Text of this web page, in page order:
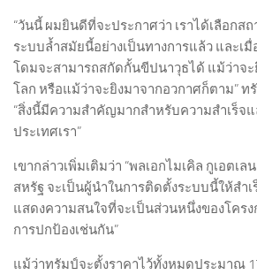
“วันนี้ ผมยินดีที่จะประกาศว่า เราได้เลือกส
ระบบล้ำสมัยนี้อย่างเป็นทางการแล้ว และเมื่
โดมจะสามารถสกัดกั้นขีปนาวุธได้ แม้ว่าจ
โลก หรือแม้ว่าจะยิงมาจากอวกาศก็ตาม” ท
“สิ่งนี้มีความสำคัญมากสำหรับความสำเร็จ
ประเทศเรา”
เขากล่าวเพิ่มเติมว่า “พลเอกไมเคิล กูเอตเ
สหรัฐ จะเป็นผู้นำในการติดตั้งระบบนี้ให้สำ
แสดงความสนใจที่จะเป็นส่วนหนึ่งของโครง
การปกป้องเช่นกัน”
แม้ว่าทรัมป์จะตั้งราคาไว้ทั้งหมดประมาณ